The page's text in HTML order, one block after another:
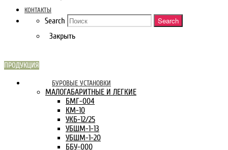
КОНТАКТЫ
Search Search
Закрыть
ПРОДУКЦИЯ
БУРОВЫЕ УСТАНОВКИ
МАЛОГАБАРИТНЫЕ И ЛЕГКИЕ
БМГ-004
КМ-10
УКБ-12/25
УБШМ-1-13
УБШМ-1-20
ББУ-000